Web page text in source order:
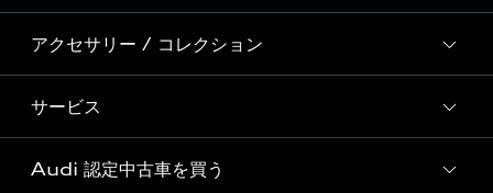
Audi Sport
Formula 1®
デジタルサービス
新車在庫検索
試乗車・展示車検索
見積もり依頼
試乗予約
モデル一覧
特別仕様モデル / 限定モデル
e-tronラインアップ
価格シミュレーション
アクセサリー / コレクション
純正アクセサリー
オンラインショップ
サービス
サービス入庫予約
Audi 認定中古車を買う